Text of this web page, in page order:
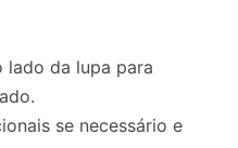
lado da lupa para
se necessário e